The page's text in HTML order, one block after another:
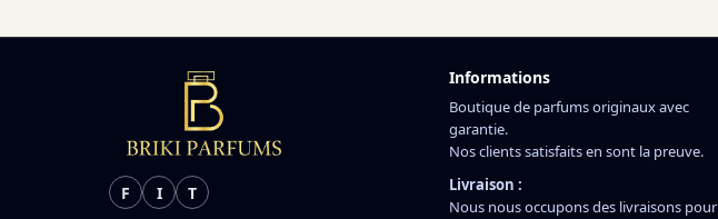
F I T
Informations
Boutique de parfums originaux avec
garantie.
Nos clients satisfaits en sont la preuve.
Livraison :
Nous nous occupons des livraisons pour